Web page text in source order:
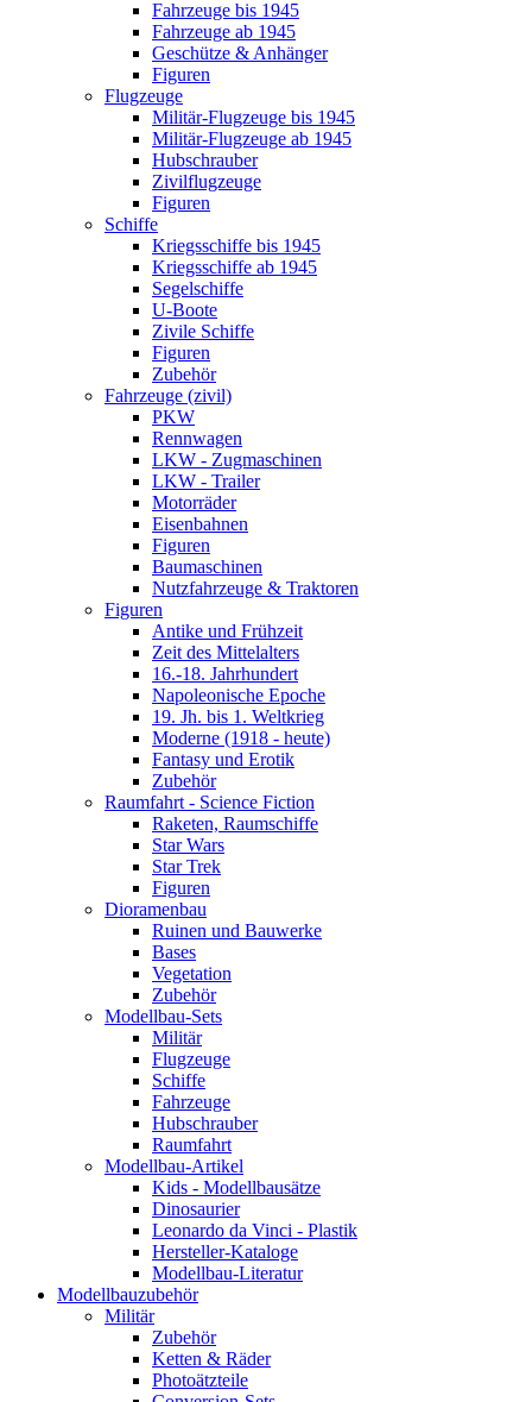
Fahrzeuge bis 1945
Fahrzeuge ab 1945
Geschütze & Anhänger
Figuren
Flugzeuge
Militär-Flugzeuge bis 1945
Militär-Flugzeuge ab 1945
Hubschrauber
Zivilflugzeuge
Figuren
Schiffe
Kriegsschiffe bis 1945
Kriegsschiffe ab 1945
Segelschiffe
U-Boote
Zivile Schiffe
Figuren
Zubehör
Fahrzeuge (zivil)
PKW
Rennwagen
LKW - Zugmaschinen
LKW - Trailer
Motorräder
Eisenbahnen
Figuren
Baumaschinen
Nutzfahrzeuge & Traktoren
Figuren
Antike und Frühzeit
Zeit des Mittelalters
16.-18. Jahrhundert
Napoleonische Epoche
19. Jh. bis 1. Weltkrieg
Moderne (1918 - heute)
Fantasy und Erotik
Zubehör
Raumfahrt - Science Fiction
Raketen, Raumschiffe
Star Wars
Star Trek
Figuren
Dioramenbau
Ruinen und Bauwerke
Bases
Vegetation
Zubehör
Modellbau-Sets
Militär
Flugzeuge
Schiffe
Fahrzeuge
Hubschrauber
Raumfahrt
Modellbau-Artikel
Kids - Modellbausätze
Dinosaurier
Leonardo da Vinci - Plastik
Hersteller-Kataloge
Modellbau-Literatur
Modellbauzubehör
Militär
Zubehör
Ketten & Räder
Photoätzteile